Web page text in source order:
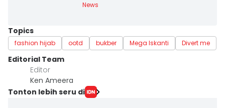
News
Topics
fashion hijab ootd bukber Mega Iskanti Divert me
Editorial Team
Editor
Ken Ameera
Tonton lebih seru di